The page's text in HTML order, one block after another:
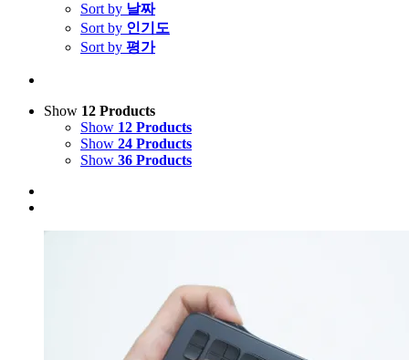
Sort by 날짜
Sort by 인기도
Sort by 평가
Show 12 Products
Show 12 Products
Show 24 Products
Show 36 Products